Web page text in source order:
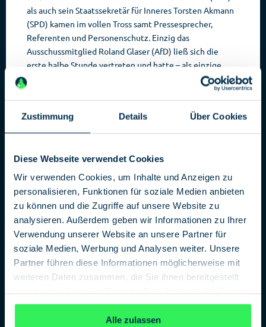
Zustimmung Details Über Cookies
Diese Webseite verwendet Cookies
Wir verwenden Cookies, um Inhalte und Anzeigen zu
personalisieren, Funktionen für soziale Medien anbieten
zu können und die Zugriffe auf unsere Website zu
analysieren. Außerdem geben wir Informationen zu Ihrer
Verwendung unserer Website an unsere Partner für
soziale Medien, Werbung und Analysen weiter. Unsere
Partner führen diese Informationen möglicherweise mit
weiteren Daten zusammen, die Sie ihnen bereitgestellt
gesammelt haben.Datenschutzerklärung
Alle zulassen
als auch sein Staatssekretär für Inneres Torsten Akmann
(SPD) kamen im vollen Tross samt Pressesprecher,
Referenten und Personenschutz. Einzig das
Ausschussmitglied Roland Glaser (AfD) ließ sich die
erste halbe Stunde vertreten und hatte – als einzige
Fraktion – ohnehin keinen Wortbeitrag vorbereitet.
sowie Oppositionsvertreter dann zwischen zwei